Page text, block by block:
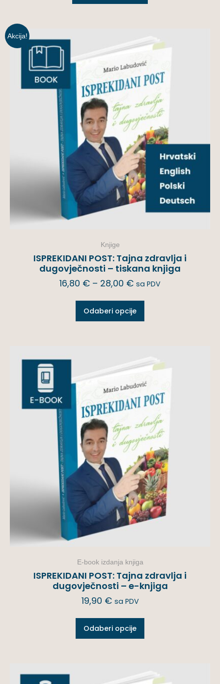
Akcija!
Knjige
ISPREKIDANI POST: Tajna zdravlja i
dugovječnosti – tiskana knjiga
16,80 € – 28,00 € sa PDV
Odaberi opcije
E-book izdanja knjiga
ISPREKIDANI POST: Tajna zdravlja i
dugovječnosti – e-knjiga
19,90 € sa PDV
Odaberi opcije